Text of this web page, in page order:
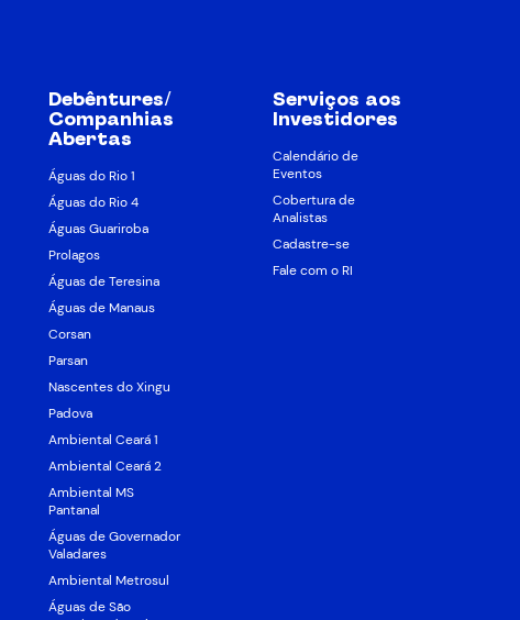
Debêntures/
Companhias
Abertas
Águas do Rio 1
Águas do Rio 4
Águas Guariroba
Prolagos
Águas de Teresina
Águas de Manaus
Corsan
Parsan
Nascentes do Xingu
Padova
Ambiental Ceará 1
Ambiental Ceará 2
Ambiental MS
Pantanal
Águas de Governador
Valadares
Ambiental Metrosul
Águas de São
Serviços aos
Investidores
Calendário de
Eventos
Cobertura de
Analistas
Cadastre-se
Fale com o RI